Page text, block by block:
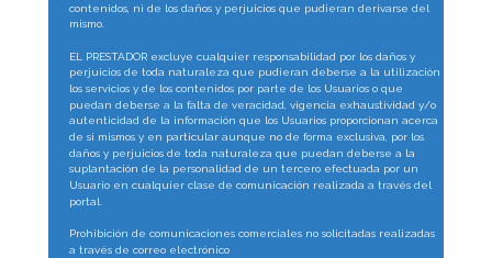
contenidos, ni de los daños y perjuicios que pudieran derivarse del
mismo.
EL PRESTADOR excluye cualquier responsabilidad por los daños y
perjuicios de toda naturaleza que pudieran deberse a la utilización de
los servicios y de los contenidos por parte de los Usuarios o que
puedan deberse a la falta de veracidad, vigencia exhaustividad y/o
autenticidad de la información que los Usuarios proporcionan acerca
de si mismos y en particular aunque no de forma exclusiva, por los
daños y perjuicios de toda naturaleza que puedan deberse a la
suplantación de la personalidad de un tercero efectuada por un
Usuario en cualquier clase de comunicación realizada a través del
portal.
Prohibición de comunicaciones comerciales no solicitadas realizadas
a través de correo electrónico